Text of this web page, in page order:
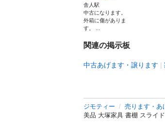
舎人駅
中古になります。
外箱に傷がありま
す。 ...
関連の掲示板
中古あげます・譲ります
ジモティー 売ります・あ
美品 大塚家具 書棚 スライ